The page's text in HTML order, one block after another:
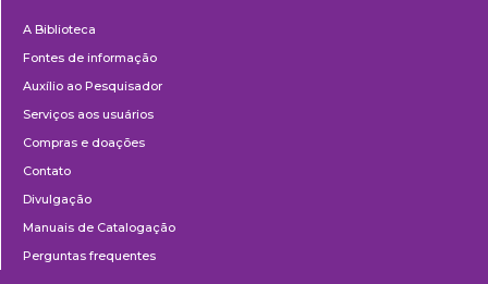
A Biblioteca
Fontes de informação
Auxílio ao Pesquisador
Serviços aos usuários
Compras e doações
Contato
Divulgação
Manuais de Catalogação
Perguntas frequentes